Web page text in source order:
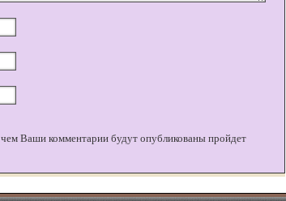
Ваши комментарии будут опубликованы пройдет